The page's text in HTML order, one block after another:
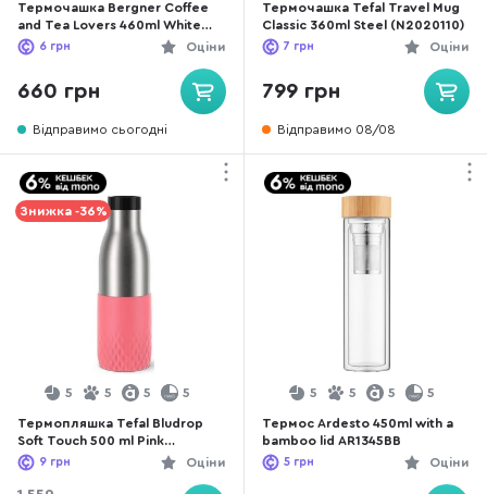
Термочашка Bergner Coffee
and Tea Lovers 460ml White
(BG-37789-WH)
Оціни
6 грн
660 грн
Відправимо сьогодні
Термочашка Tefal Travel Mug
Classic 360ml Steel (N2020110)
Оціни
7 грн
799 грн
Відправимо 08/08
Знижка -36%
5 5 5 5
Термопляшка Tefal Bludrop
Soft Touch 500 ml Pink
(N3110810)
Оціни
9 грн
5 5 5 5
Термос Ardesto 450ml with a
bamboo lid AR1345BB
Оціни
5 грн